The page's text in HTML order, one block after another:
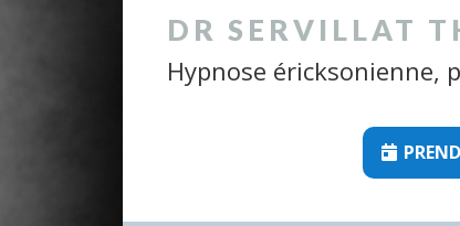
DR SERVILLAT
Hypnose éricksonienne,